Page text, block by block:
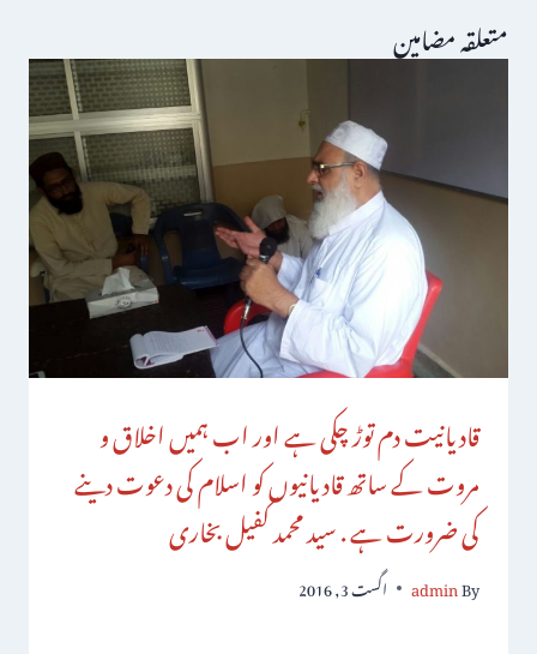
متعلقہ مضامین
قادیانیت دم توڑ چکی ہے اور اب ہمیں اخلاق و
مروت کے ساتھ قادیانیوں کو اسلام کی دعوت دینے
کی ضرورت ہے . سید محمد کفیل بخاری
By
admin اگست 3, 2016